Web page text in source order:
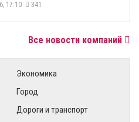
17:10 341
Все новости компаний
Экономика
Город
Дороги и транспорт